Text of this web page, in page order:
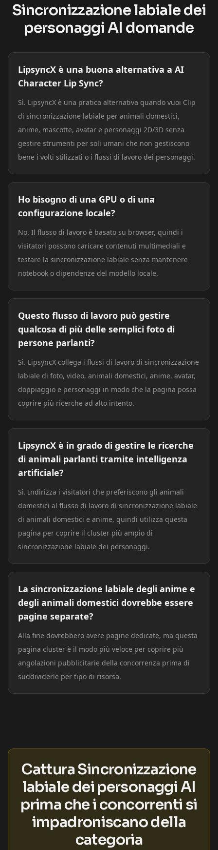
Sincronizzazione labiale dei
personaggi AI domande
LipsyncX è una buona alternativa a AI
Character Lip Sync?
Sì. LipsyncX è una pratica alternativa quando vuoi Clip
di sincronizzazione labiale per animali domestici,
anime, mascotte, avatar e personaggi 2D/3D senza
gestire strumenti per soli umani che non gestiscono
bene i volti stilizzati o i flussi di lavoro dei personaggi.
Ho bisogno di una GPU o di una
configurazione locale?
No. Il flusso di lavoro è basato su browser, quindi i
visitatori possono caricare contenuti multimediali e
testare la sincronizzazione labiale senza mantenere
notebook o dipendenze del modello locale.
Questo flusso di lavoro può gestire
qualcosa di più delle semplici foto di
persone parlanti?
Sì. LipsyncX collega i flussi di lavoro di sincronizzazione
labiale di foto, video, animali domestici, anime, avatar,
doppiaggio e personaggi in modo che la pagina possa
coprire più ricerche ad alto intento.
LipsyncX è in grado di gestire le ricerche
di animali parlanti tramite intelligenza
artificiale?
Sì. Indirizza i visitatori che preferiscono gli animali
domestici al flusso di lavoro di sincronizzazione labiale
di animali domestici e anime, quindi utilizza questa
pagina per coprire il cluster più ampio di
sincronizzazione labiale dei personaggi.
La sincronizzazione labiale degli anime e
degli animali domestici dovrebbe essere
pagine separate?
Alla fine dovrebbero avere pagine dedicate, ma questa
pagina cluster è il modo più veloce per coprire più
angolazioni pubblicitarie della concorrenza prima di
suddividerle per tipo di risorsa.
Cattura Sincronizzazione
labiale dei personaggi AI
prima che i concorrenti si
impadroniscano della
categoria